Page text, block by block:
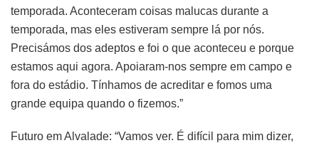
temporada. Aconteceram coisas malucas durante a
temporada, mas eles estiveram sempre lá por nós.
Precisámos dos adeptos e foi o que aconteceu e porque
estamos aqui agora. Apoiaram-nos sempre em campo e
fora do estádio. Tínhamos de acreditar e fomos uma
grande equipa quando o fizemos.”
Futuro em Alvalade: “Vamos ver. É difícil para mim dizer,